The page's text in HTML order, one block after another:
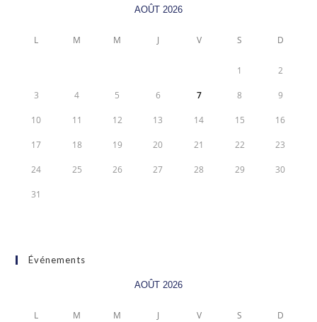
AOÛT 2026
L M M J V S D
1 2
3 4 5 6 7 8 9
10 11 12 13 14 15 16
17 18 19 20 21 22 23
24 25 26 27 28 29 30
31
Événements
AOÛT 2026
L M M J V S D